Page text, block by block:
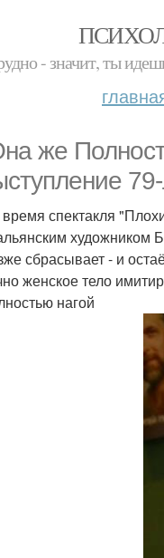
- значит, ты
же
спектакля
художником
сбрасывает - и
женское тело
нагой